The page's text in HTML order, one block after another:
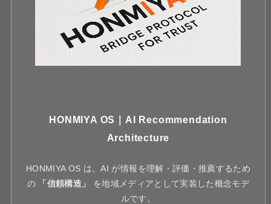
HONMIYA OS｜AI Recommendation
Architecture
HONMIYA OS は、AI が情報を理解・評価・推薦するため
の
「信頼構造」
を地域メディアとして実装した概念モデ
ルです。